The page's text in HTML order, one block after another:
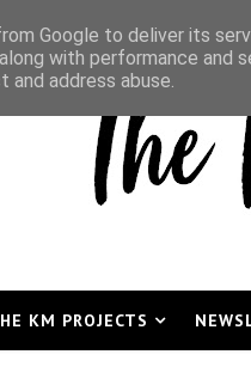
KM PROJECTS
Google to deliver its
with performance
address abuse.